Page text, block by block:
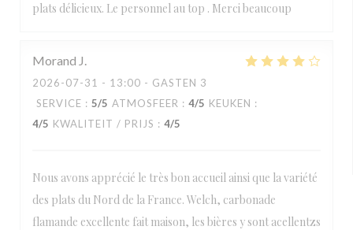
plats délicieux. Le personnel au top . Merci beaucoup
Morand J
2026-07-31 - 13:00 - GASTEN 3
SERVICE : 5/5 ATMOSFEER : 4/5 KEUKEN :
4/5 KWALITEIT / PRIJS : 4/5
Nous avons apprécié le très bon accueil ainsi que la variété
des plats du Nord de la France. Welch, carbonade
flamande excellente fait maison, les bières y sont acellentzs